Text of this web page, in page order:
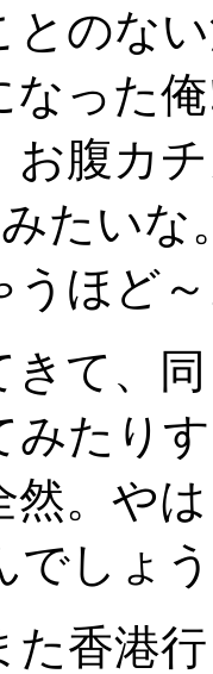
とのな
なった
お腹
たいな
うほど
て、
みたり
然。や
でしょ
香港